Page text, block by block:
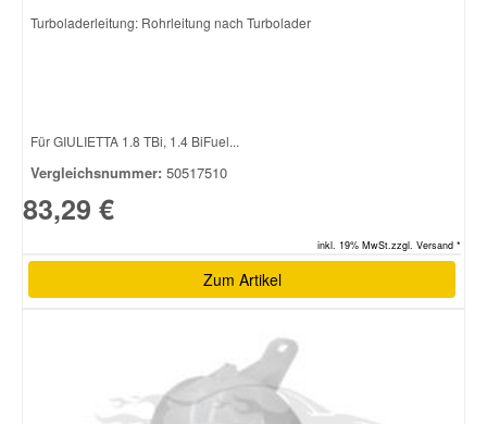
Turboladerleitung: Rohrleitung nach Turbolader
Für GIULIETTA 1.8 TBi, 1.4 BiFuel...
Vergleichsnummer: 50517510
83,29 €
inkl. 19% MwSt.zzgl. Versand *
Zum Artikel